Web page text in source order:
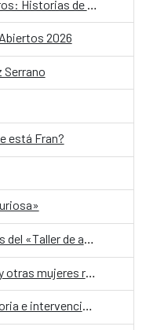
2026
Serrano
está Fran?
Presentación de escritura y textos del «Taller de autobiografía para mujeres 70+»
Presentación de libro «Africanas y otras mujeres racializadas»
Taller «Archivos familiares: memoria e intervención»